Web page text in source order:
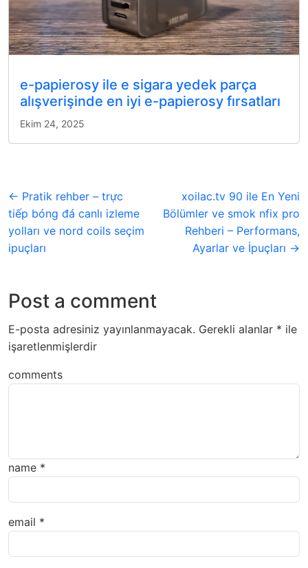
e-papierosy ile e sigara yedek parça
alışverişinde en iyi e-papierosy fırsatları
Ekim 24, 2025
← Pratik rehber – trực
tiếp bóng đá canlı izleme
yolları ve nord coils seçim
ipuçları
xoilac.tv 90 ile En Yeni
Bölümler ve smok nfix pro
Rehberi – Performans,
Ayarlar ve İpuçları →
Post a comment
E-posta adresiniz yayınlanmayacak. Gerekli alanlar * ile
işaretlenmişlerdir
comments
name *
email *